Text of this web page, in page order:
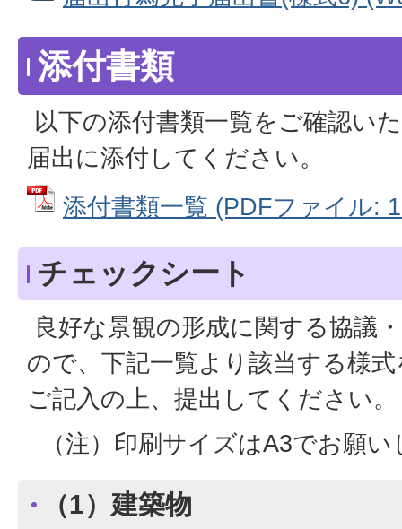
添付書類
以下の添付書類一覧をご確認い
届出に添付してください。
添付書類一覧 (PDFファイル:
チェックシート
良好な景観の形成に関する協議
ので、下記一覧より該当する様
ご記入の上、提出してください。
（注）印刷サイズはA3でお願い
（1）建築物